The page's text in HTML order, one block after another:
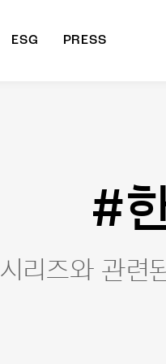
ESG PRESS
#
시리즈와 관련